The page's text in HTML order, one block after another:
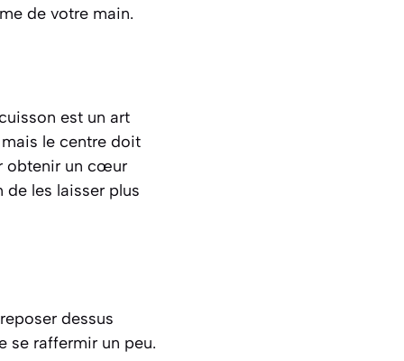
de votre main.
est un art
le centre doit
obtenir un cœur
les laisser plus
dessus
se raffermir un peu.